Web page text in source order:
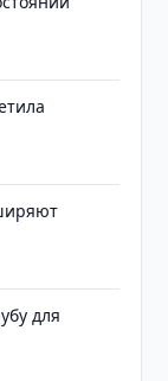
для